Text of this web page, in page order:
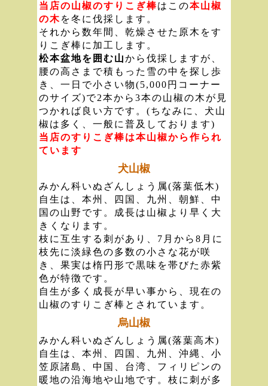
当店の山椒のすりこぎ棒はこの本山椒
の木を冬に伐採します。
それから数年間、乾燥させた原木をす
りこぎ棒に加工します。
松本盆地を囲む山から伐採しますが、
腰の高さまで積もった雪の中を探し歩
き、一日で小さい物(5,000円コーナー
のサイズ)で2本から3本の山椒の木が見
つかれば良い方です。(ちなみに、犬山
椒は多く、一般に普及しております)
当店のすりこぎ棒は本山椒から作られ
ています
犬山椒
みかん科いぬざんしょう属(落葉低木)
自生は、本州、四国、九州、朝鮮、中
国の山野です。成長は山椒より早く大
きくなります。
枝に互生する刺があり、7月から8月に
枝先に淡緑色の多数の小さな花が咲
き、果実は楕円形で黒味を帯びた赤紫
色が特徴です。
自生が多く成長が早い事から、現在の
山椒のすりこぎ棒とされています。
烏山椒
みかん科いぬざんしょう属(落葉高木)
自生は、本州、四国、九州、沖縄、小
笠原諸島、中国、台湾、フィリピンの
暖地の沿海地や山地です。枝に刺が多